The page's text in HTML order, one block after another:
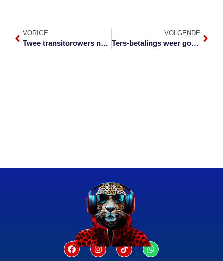
VORIGE
Twee transitorowers noodlottig gewond tydens aanval
VOLGENDE
Ters-betalings weer goedgekeur vir restaurante